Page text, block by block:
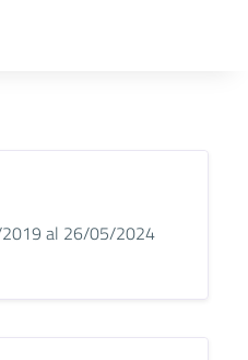
2019 al 26/05/2024